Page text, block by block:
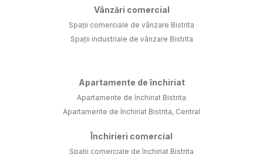
Vânzări comercial
Spații comerciale de vânzare Bistrita
Spații industriale de vânzare Bistrita
Apartamente de închiriat
Apartamente de închiriat Bistrita
Apartamente de închiriat Bistrita, Central
Închirieri comercial
Spații comerciale de închiriat Bistrita